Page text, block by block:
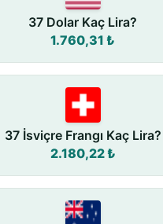
37 Dolar Kaç Lira?
1.760,31 ₺
37 İsviçre Frangı Kaç Lira?
2.180,22 ₺